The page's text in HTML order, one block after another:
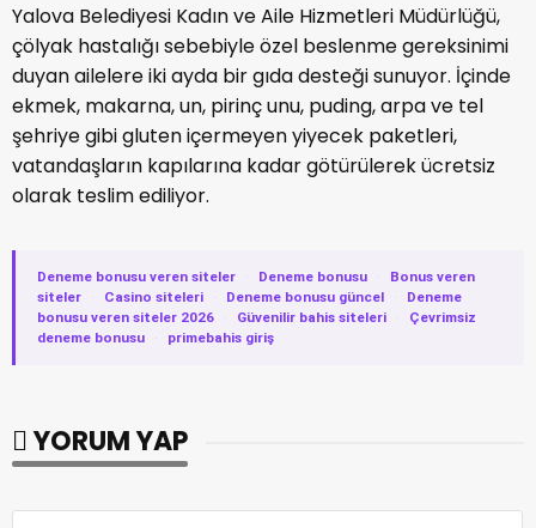
Yalova Belediyesi Kadın ve Aile Hizmetleri Müdürlüğü,
çölyak hastalığı sebebiyle özel beslenme gereksinimi
duyan ailelere iki ayda bir gıda desteği sunuyor. İçinde
ekmek, makarna, un, pirinç unu, puding, arpa ve tel
şehriye gibi gluten içermeyen yiyecek paketleri,
vatandaşların kapılarına kadar götürülerek ücretsiz
olarak teslim ediliyor.
Deneme bonusu veren siteler · Deneme bonusu ·
Bonus veren
siteler
· Casino siteleri · Deneme bonusu güncel ·
Deneme
bonusu veren siteler 2026
· Güvenilir bahis siteleri ·
Çevrimsiz
deneme bonusu
· primebahis giriş
YORUM YAP